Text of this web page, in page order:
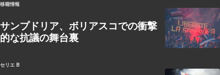
移籍情報
サンプドリア、ボリアスコでの衝撃
的な抗議の舞台裏
セリエ B